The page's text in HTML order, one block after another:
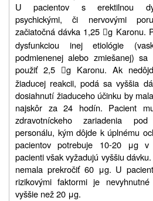
U pacientov s erektilnou
psychickými, či nervovými
začiatočná dávka 1,25 g Karonu.
dysfunkciou inej etiológie
podmienenej alebo zmiešanej)
použiť 2,5
g Karonu. Ak
žiaducej reakcii, podá sa vyššia
dosiahnutí žiaduceho účinku by
najskôr za 24 hodín. Pacient
zdravotníckeho zariadenia
personálu, kým dôjde k úplnému
pacientov potrebuje 10-20 μg v
pacienti však vyžadujú vyššiu
nemala prekročiť 60 μg. U
rizikovými faktormi je
vyššie než 20 μg.